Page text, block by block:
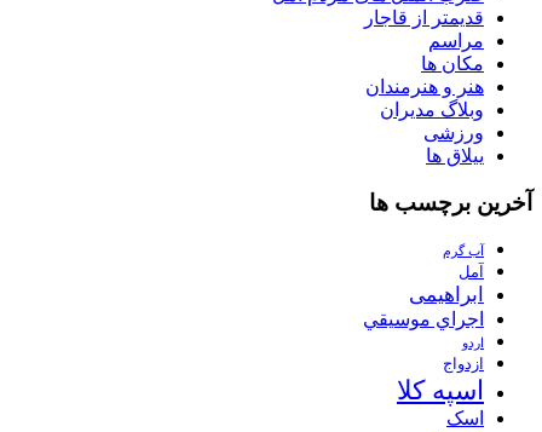
قدیمتر از قاجار
مراسم
مکان ها
هنر و هنرمندان
وبلاگ مدیران
ورزشی
ییلاق ها
آخرین برچسب ها
آب گرم
آمل
ابراهیمی
اجراي موسيقي
اردو
ازدواج
اسپه کلا
اسک